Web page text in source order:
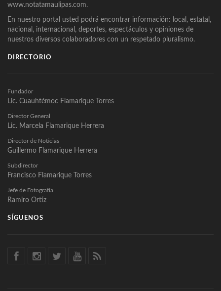
www.notatamaulipas.com.
En nuestro portal usted podrá encontrar información: local, estatal,
nacional, internacional, deportes, espectáculos y opiniones de
nuestros diversos colaboradores con un respetado pluralismo.
DIRECTORIO
Fundador
Lic. Cuauhtémoc Flamarique Torres
Director General
Lic. Marcela Flamarique Herrera
Director de Noticias
Guillermo Flamarique Herrera
Subdirector
Francisco Flamarique Torres
Jefe de Fotografía
Ramiro Ortíz
SÍGUENOS